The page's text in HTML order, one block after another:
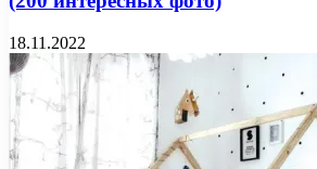
18.11.2022